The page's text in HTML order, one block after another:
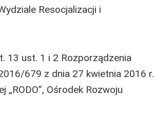
Resocjalizacji i
13 ust. 1 i 2 Rozporządzenia
679 z dnia 27 kwietnia 2016 r.
„RODO”, Ośrodek Rozwoju